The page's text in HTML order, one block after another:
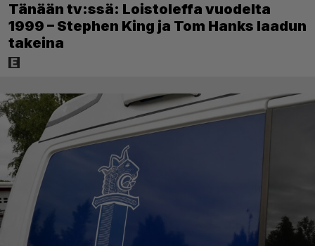
Tänään tv:ssä: Loistoleffa vuodelta
1999 – Stephen King ja Tom Hanks laadun
takeina